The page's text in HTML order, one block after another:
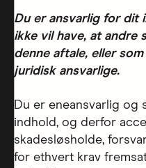
Du er ansvarlig for dit
ikke vil have, at andre
denne aftale, eller
juridisk ansvarlige.
Du er eneansvarlig og
indhold, og derfor
skadesløsholde,
for ethvert krav